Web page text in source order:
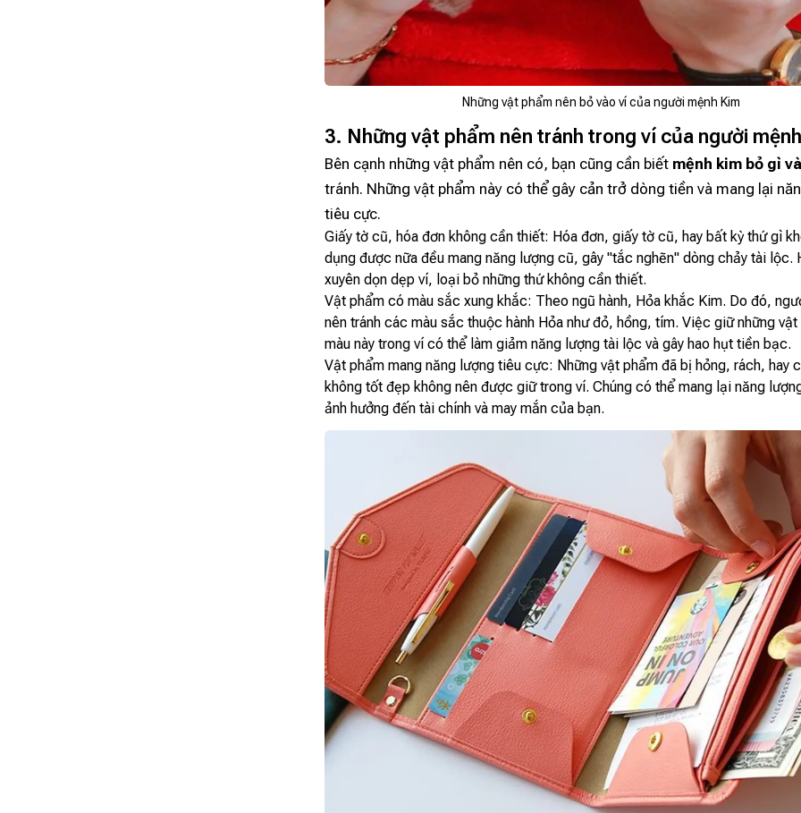
Những vật phẩm nên bỏ vào ví của người mệnh Kim
3. Những vật phẩm nên tránh trong ví của người
Bên cạnh những vật phẩm nên có, bạn cũng cần biết mệnh kim bỏ gì
tránh. Những vật phẩm này có thể gây cản trở dòng tiền và mang lại
tiêu cực.
Giấy tờ cũ, hóa đơn không cần thiết: Hóa đơn, giấy tờ cũ, hay bất kỳ thứ gì
dụng được nữa đều mang năng lượng cũ, gây "tắc nghẽn" dòng chảy tài lộc.
xuyên dọn dẹp ví, loại bỏ những thứ không cần thiết.
Vật phẩm có màu sắc xung khắc: Theo ngũ hành, Hỏa khắc Kim. Do đó,
nên tránh các màu sắc thuộc hành Hỏa như đỏ, hồng, tím. Việc giữ những
màu này trong ví có thể làm giảm năng lượng tài lộc và gây hao hụt tiền bạc.
Vật phẩm mang năng lượng tiêu cực: Những vật phẩm đã bị hỏng, rách, hay
không tốt đẹp không nên được giữ trong ví. Chúng có thể mang lại năng
ảnh hưởng đến tài chính và may mắn của bạn.